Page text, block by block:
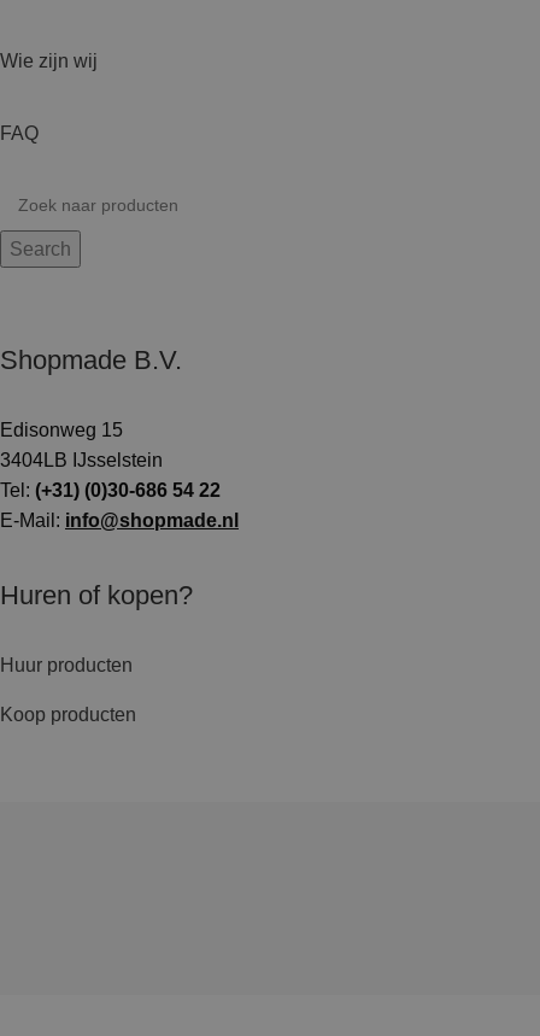
Wie zijn wij
FAQ
Search
Shopmade B.V.
Edisonweg 15
3404LB IJsselstein
Tel: (+31) (0)30-686 54 22
E-Mail: info@shopmade.nl
Huren of kopen?
Huur producten
Koop producten